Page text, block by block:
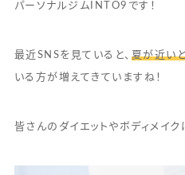
パーソナルジムINTO9です！
最近SNSを見ていると、 夏が近い
いる方が増えてきていますね！
皆さんのダイエットやボディメイ